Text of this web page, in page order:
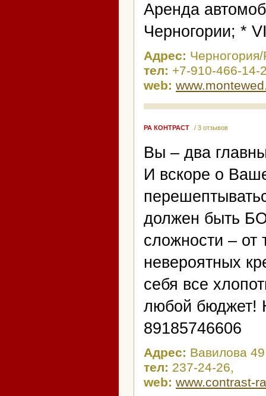
Аренда
Черногории; *
Адрес:
тел: +7-910-466-14-
web:
РА КОНТРАСТ / 3 отзывов
Вы – два
И вскоре о
должен быть
сложности –
невероятных
себя все
любой бюджет!
89185746606
Адрес: Вавилова
тел: 237-24-26,
web: www.contrast-